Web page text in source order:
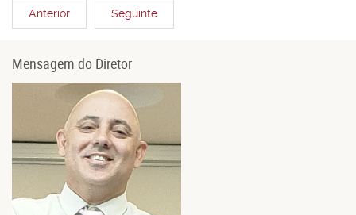
Anterior Seguinte
Mensagem do Diretor